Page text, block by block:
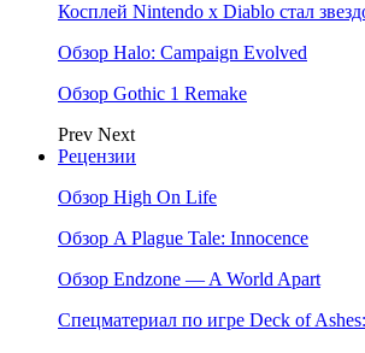
Косплей Nintendo x Diablo стал
Обзор Halo: Campaign Evolved
Обзор Gothic 1 Remake
Prev Next
Рецензии
Обзор High On Life
Обзор A Plague Tale: Innocence
Обзор Endzone — A World Apart
Спецматериал по игре Deck of